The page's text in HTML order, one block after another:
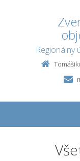
Regionálny